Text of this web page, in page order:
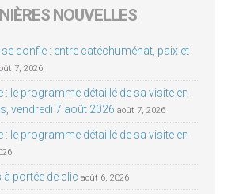
NOUVELLES
confie : entre catéchuménat, paix et
7, 2026
: le programme détaillé de sa visite en
vendredi 7 août 2026 août 7, 2026
: le programme détaillé de sa visite en
à portée de clic août 6, 2026